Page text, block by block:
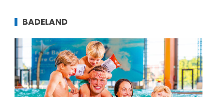
BADELAND